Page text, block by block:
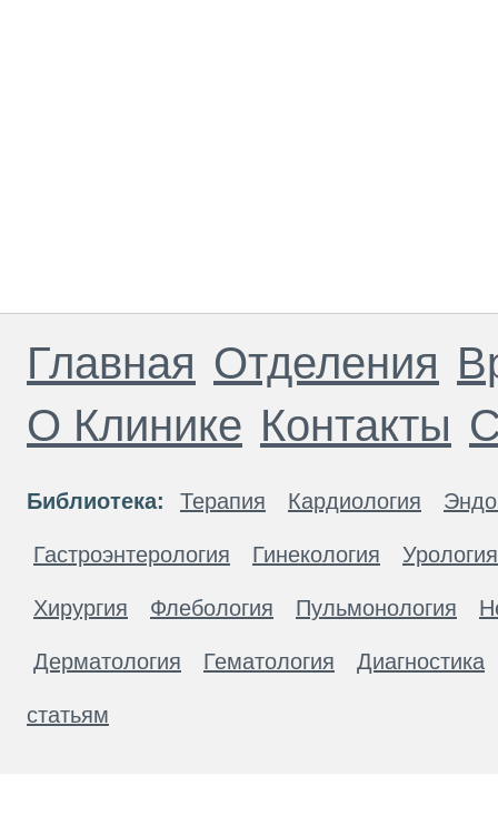
Главная Отделения
О Клинике Контакты
Библиотека: Терапия Кардиология
Гастроэнтерология Гинекология Урология
Хирургия Флебология Пульмонология
Дерматология Гематология Диагностика
статьям